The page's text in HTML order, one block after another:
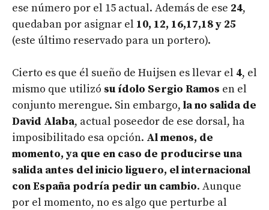
ese número por el 15 actual. Además de ese 24,
quedaban por asignar el 10, 12, 16,17,18 y 25
(este último reservado para un portero).
Cierto es que él sueño de Huijsen es llevar el 4, el
mismo que utilizó su ídolo Sergio Ramos en el
conjunto merengue. Sin embargo, la no salida de
David Alaba, actual poseedor de ese dorsal, ha
imposibilitado esa opción. Al menos, de
momento, ya que en caso de producirse una
salida antes del inicio liguero, el internacional
con España podría pedir un cambio. Aunque
por el momento, no es algo que perturbe al